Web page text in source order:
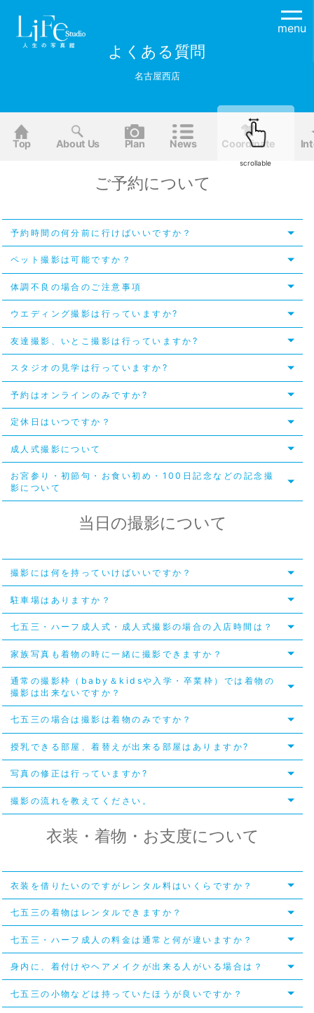
menu
よくある質問
名古屋西店
Top About Us Plan News Coordinate
scrollable
ご予約について
予約時間の何分前に行けばいいですか？
ペット撮影は可能ですか？
体調不良の場合のご注意事項
ウエディング撮影は行っていますか?
友達撮影、いとこ撮影は行っていますか?
スタジオの見学は行っていますか?
予約はオンラインのみですか?
定休日はいつですか？
成人式撮影について
お宮参り・初節句・お食い初め・100日記念などの記念撮
影について
当日の撮影について
撮影には何を持っていけばいいですか？
駐車場はありますか？
七五三・ハーフ成人式・成人式撮影の場合の入店時間は？
家族写真も着物の時に一緒に撮影できますか？
通常の撮影枠（baby＆kidsや入学・卒業枠）では着物の
撮影は出来ないですか？
七五三の場合は撮影は着物のみですか？
授乳できる部屋、着替えが出来る部屋はありますか?
写真の修正は行っていますか?
撮影の流れを教えてください。
衣装・着物・お支度について
衣装を借りたいのですがレンタル料はいくらですか？
七五三の着物はレンタルできますか？
七五三・ハーフ成人の料金は通常と何が違いますか？
身内に、着付けやヘアメイクが出来る人がいる場合は？
七五三の小物などは持っていたほうが良いですか？